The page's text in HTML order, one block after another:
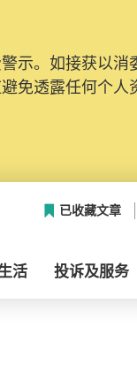
示。如接获以
免透露任何个
已收藏文章
活 投诉及服务